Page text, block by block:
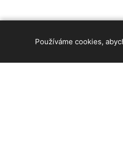
Používáme cookies,